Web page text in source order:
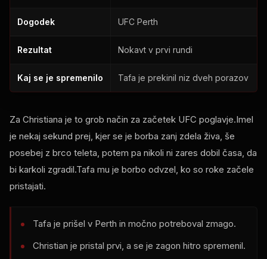
Dogodek UFC Perth
Rezultat Nokavt v prvi rundi
Kaj se je spremenilo Tafa je prekinil niz dveh porazov
Za Christiana je to grob način za začetek UFC poglavje.Imel
je nekaj sekund prej, kjer se je borba zanj zdela živa, še
posebej z brco teleta, potem pa nikoli ni zares dobil časa, da
bi karkoli zgradil.Tafa mu je borbo odvzel, ko so roke začele
pristajati.
Tafa je prišel v Perth in močno potreboval zmago.
Christian je pristal prvi, a se je zagon hitro spremenil.